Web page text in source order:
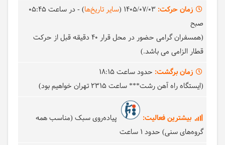
زمان حرکت: 1405/07/03
(سایر تاریخ‌ها)- در ساعت05:45
صبح
(همسفران گرامی حضور در محل قرار 40 دقیقه قبل از حرکت
قطار الزامی می باشد.)
زمان برگشت: حدود ساعت18:15
(ایستگاه راه آهن رشت*** ساعت 2315 تهران خواهیم بود)
بیشترین فعالیت:
پیاده‌روی سبک (مناسب همه
گروه‌های سنی) حدود 1 ساعت